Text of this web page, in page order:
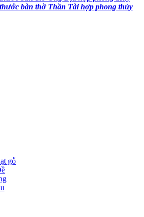
bàn thờ Thần Tài hợp phong thủy
gỗ